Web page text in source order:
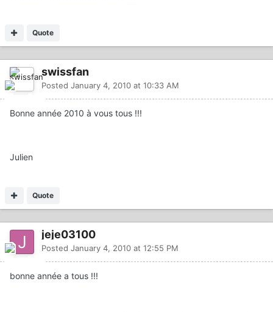
Quote
swissfan
Posted January 4, 2010 at 10:33 AM
Bonne année 2010 à vous tous !!!
Julien
Quote
jeje03100
Posted January 4, 2010 at 12:55 PM
bonne année a tous !!!